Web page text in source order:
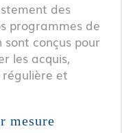
des
programmes de
conçus pour
les acquis,
et
mesure